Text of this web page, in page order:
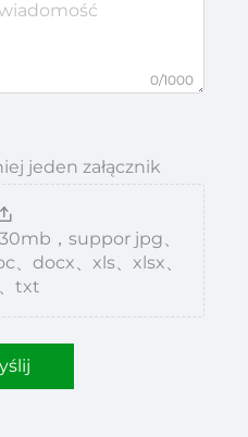
0/1000
jeden załącznik
，suppor jpg、
docx、xls、xlsx、
txt